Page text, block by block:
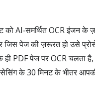
AI‑समर्थित OCR इंजन के
पेज की ज़रूरत हो उसे
PDF पेज पर OCR चलता
के 30 मिनट के भीतर